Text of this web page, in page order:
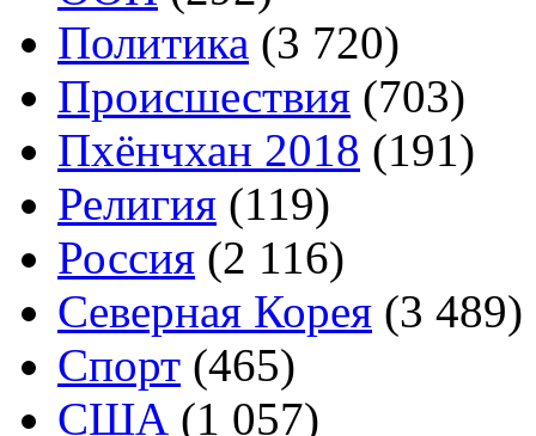
Политика (3 720)
Происшествия (703)
Пхёнчхан 2018 (191)
Религия (119)
Россия (2 116)
Северная Корея (3 489)
Спорт (465)
США (1 057)